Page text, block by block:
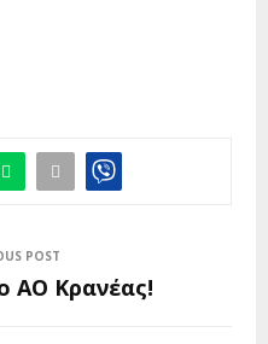
POST
ΑΟ Κρανέας!